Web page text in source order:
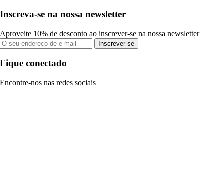
Inscreva-se na nossa newsletter
Aproveite 10% de desconto ao inscrever-se na nossa newsletter
Inscrever-se
Fique conectado
Encontre-nos nas redes sociais